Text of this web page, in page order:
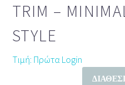
TRIM –
STYLE
Τιμή: Πρώτα Login